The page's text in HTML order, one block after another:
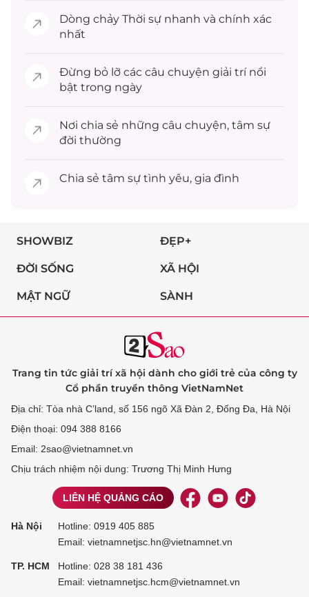
Dòng chảy Thời sự nhanh và chính xác
nhất
Đừng bỏ lỡ các câu chuyện giải trínổi
bật trong ngày
Nơi chia sẻ những câu chuyện, tâm sự
đời thường
Chia sẻ tâm sự tình yêu, gia đình
SHOWBIZ ĐẸP+
ĐỜI SỐNG XÃ HỘI
MẬT NGỮ SÀNH
Trang tin tức giải trí xã hội dành cho giới trẻ của công ty
Cổ phần truyền thông VietNamNet
Địa chỉ: Tòa nhà C’land, số 156 ngõ Xã Đàn 2, Đống Đa, Hà Nội
Điện thoại: 094 388 8166
Email: 2sao@vietnamnet.vn
Chịu trách nhiệm nội dung: Trương Thị Minh Hưng
LIÊN HỆ QUẢNG CÁO
Hà Nội Hotline: 0919 405 885
Email: vietnamnetjsc.hn@vietnamnet.vn
TP. HCM Hotline: 028 38 181 436
Email: vietnamnetjsc.hcm@vietnamnet.vn